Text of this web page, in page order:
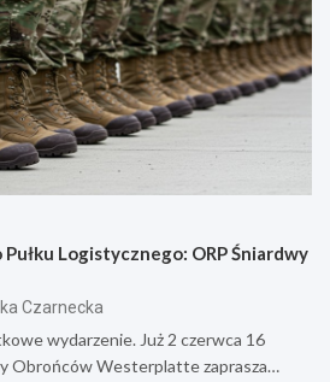
Logistycznego: ORP Śniardwy
Czarnecka
wydarzenie. Już 2 czerwca 16
Obrońców Westerplatte zaprasza…